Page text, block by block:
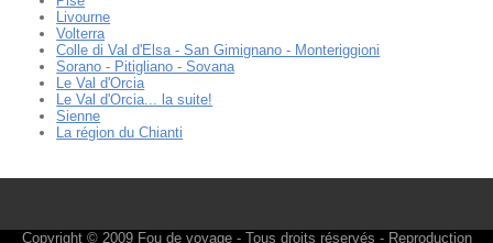
Livourne
Volterra
Colle di Val d'Elsa - San Gimignano - Monteriggioni
Sorano - Pitigliano - Sovana
Le Val d'Orcia
Le Val d'Orcia... la suite!
Sienne
La région du Chianti
Copyright © 2009 Fou de voyage- Tous droits réservés - Reproduction